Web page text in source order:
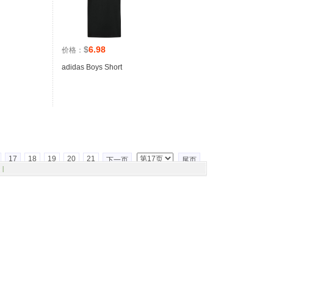
价格： $6.98
adidas Boys Short
17 18 19 20 21 下一页 尾页
|